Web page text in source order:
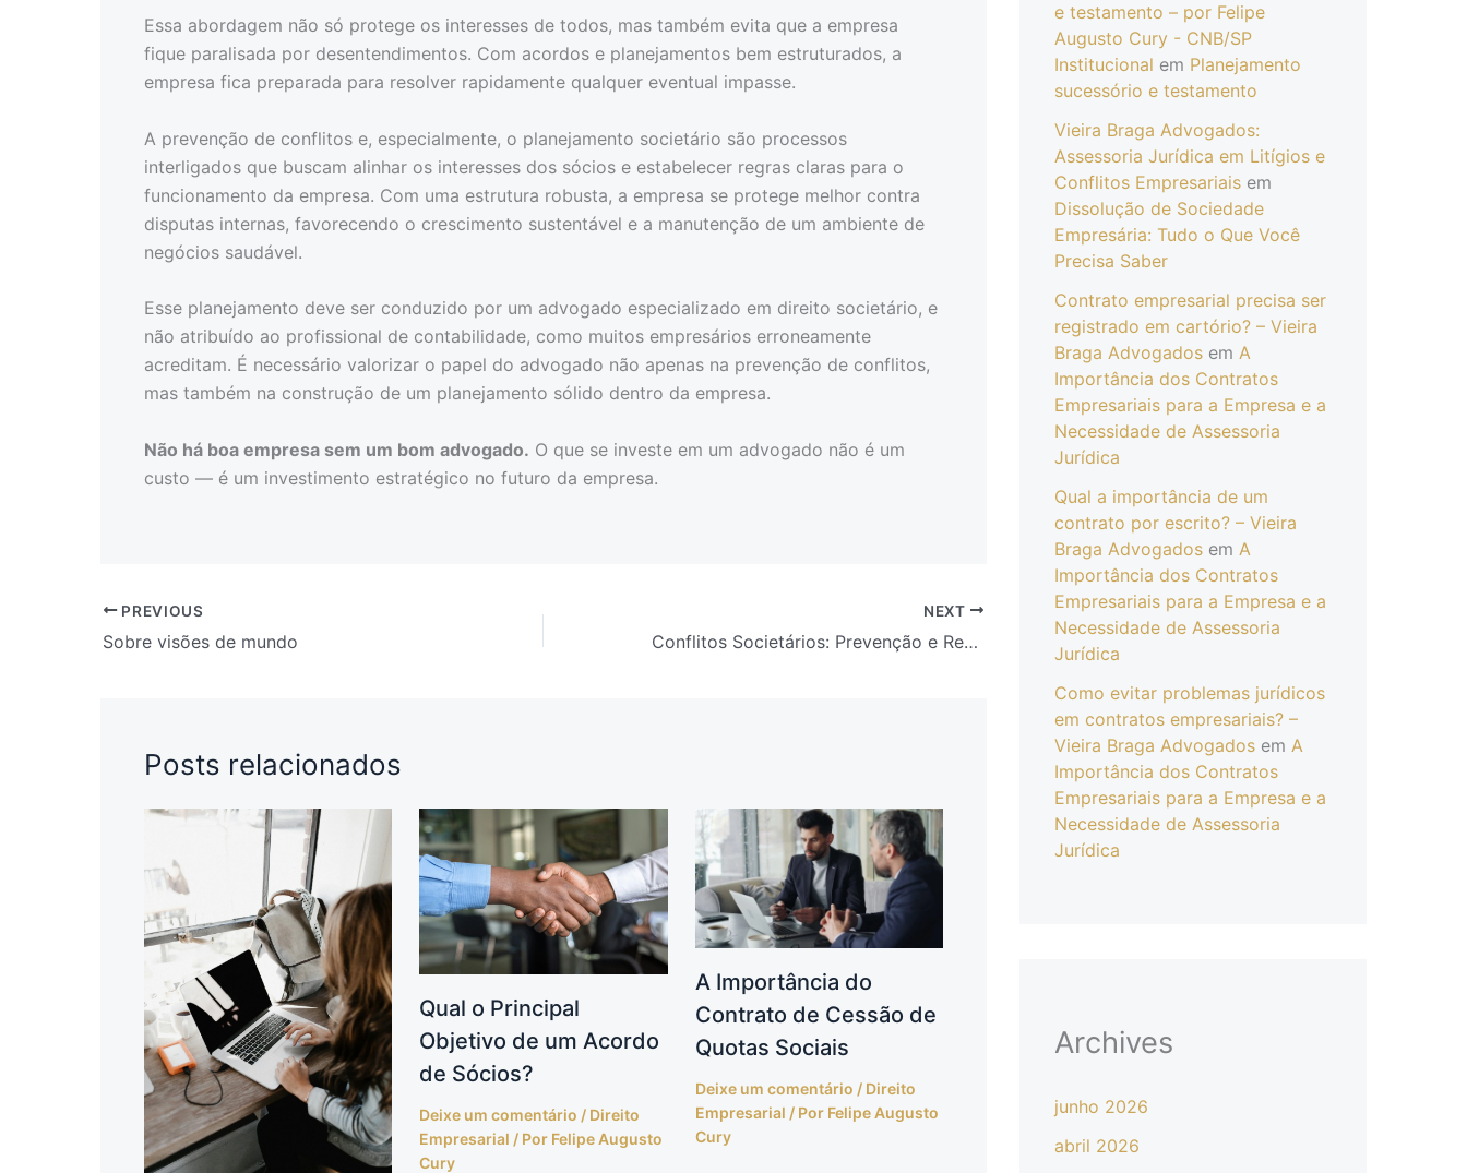
Essa abordagem não só protege os interesses de todos, mas também evita que a empresa
fique paralisada por desentendimentos. Com acordos e planejamentos bem estruturados, a
empresa fica preparada para resolver rapidamente qualquer eventual impasse.
A prevenção de conflitos e, especialmente, o planejamento societário são processos
interligados que buscam alinhar os interesses dos sócios e estabelecer regras claras para o
funcionamento da empresa. Com uma estrutura robusta, a empresa se protege melhor contra
disputas internas, favorecendo o crescimento sustentável e a manutenção de um ambiente de
negócios saudável.
Esse planejamento deve ser conduzido por um advogado especializado em direito societário, e
não atribuído ao profissional de contabilidade, como muitos empresários erroneamente
acreditam. É necessário valorizar o papel do advogado não apenas na prevenção de conflitos,
mas também na construção de um planejamento sólido dentro da empresa.
Não há boa empresa sem um bom advogado. O que se investe em um advogado não é um
custo — é um investimento estratégico no futuro da empresa.
PREVIOUS
Sobre visões de mundo
NEXT
Conflitos Societários: Prevenção e Resolução Judicial
Posts relacionados
Qual o Principal
Objetivo de um Acordo
de Sócios?
Deixe um comentário / Direito
Empresarial / Por Felipe Augusto
Cury
A Importância do
Contrato de Cessão de
Quotas Sociais
Deixe um comentário / Direito
Empresarial / Por Felipe Augusto
Cury
e testamento – por Felipe
Augusto Cury - CNB/SP
Institucional em Planejamento
sucessório e testamento
Vieira Braga Advogados:
Assessoria Jurídica em Litígios e
Conflitos Empresariais em
Dissolução de Sociedade
Empresária: Tudo o Que Você
Precisa Saber
Contrato empresarial precisa ser
registrado em cartório? – Vieira
Braga Advogados em A
Importância dos Contratos
Empresariais para a Empresa e a
Necessidade de Assessoria
Jurídica
Qual a importância de um
contrato por escrito? – Vieira
Braga Advogados em A
Importância dos Contratos
Empresariais para a Empresa e a
Necessidade de Assessoria
Jurídica
Como evitar problemas jurídicos
em contratos empresariais? –
Vieira Braga Advogados em A
Importância dos Contratos
Empresariais para a Empresa e a
Necessidade de Assessoria
Jurídica
Archives
junho 2026
abril 2026